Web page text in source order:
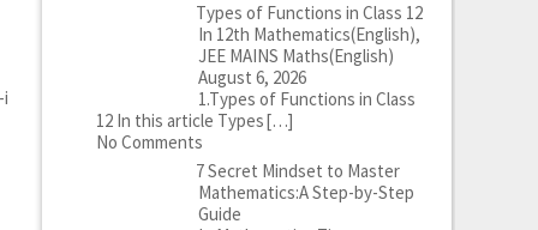
i
Types of Functions in Class 12
In 12th Mathematics(English),
JEE MAINS Maths(English)
August 6, 2026
1.Types of Functions in Class
12 In this article Types[…]
No Comments
7 Secret Mindset to Master
Mathematics:A Step-by-Step
Guide